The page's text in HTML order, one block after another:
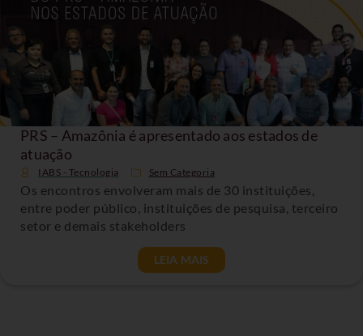
PRS – Amazônia é apresentado aos estados de
atuação
IABS - Tecnologia Sem Categoria
Os encontros envolveram mais de 30 instituições,
entre poder público, instituições de pesquisa, terceiro
setor e demais stakeholders
LEIA MAIS